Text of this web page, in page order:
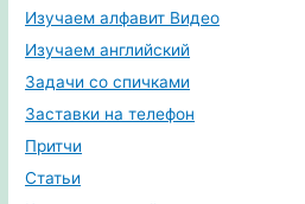
Изучаем алфавит Видео
Изучаем английский
Задачи со спичками
Заставки на телефон
Притчи
Статьи